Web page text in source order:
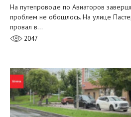
На путепроводе по Авиаторов
проблем не обошлось. На улице
провал в…
2047